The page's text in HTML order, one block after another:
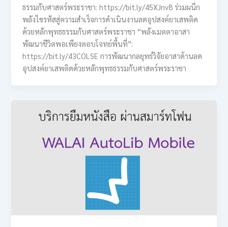
ธรรมกับศาสตร์พระราชา: https://bit.ly/45XJnv8 ร่วมผนึก
พลังไขรหัสสู่ความสำเร็จการดำเนินงานลดอุปสงค์ยาเสพติด
ด้วยหลักพุทธธรรมกับศาสตร์พระราชา “พลังเมตตาอาสา
พัฒนาชีวิตพอเพียงตอบโจทย์พื้นที่”:
https://bit.ly/43COLSE การพัฒนากลยุทธ์วิจัยอาสาด้านลด
อุปสงค์ยาเสพติดด้วยหลักพุทธธรรมกับศาสตร์พระราชา